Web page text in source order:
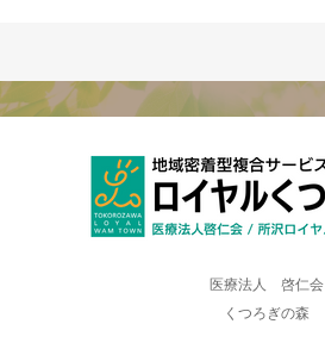
医療法人 啓仁会
くつろぎの森